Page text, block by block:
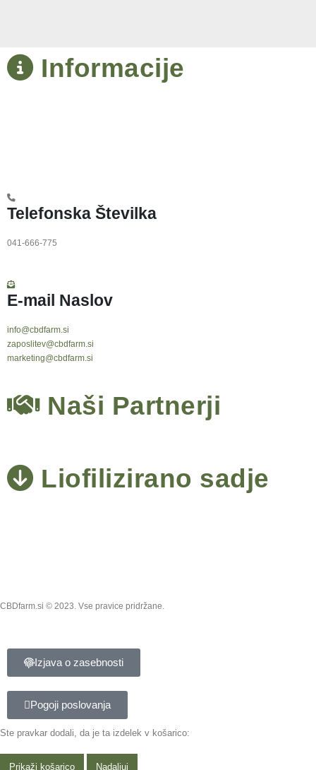
Informacije
Telefonska Številka
041-666-775
E-mail Naslov
info@cbdfarm.si
zaposlitev@cbdfarm.si
marketing@cbdfarm.si
Naši Partnerji
Liofilizirano sadje
CBDfarm.si © 2023. Vse pravice pridržane.
Izjava o zasebnosti
Pogoji poslovanja
Ste pravkar dodali, da je ta izdelek v košarico:
Prikaži košarico Nadaljuj